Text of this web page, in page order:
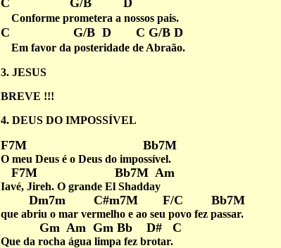
C G/B D
Conforme prometera a nossos pais.
C G/B D C G/B D
Em favor da posteridade de Abraão.
3. JESUS
BREVE !!!
4. DEUS DO IMPOSSÍVEL
F7M Bb7M
O meu Deus é o Deus do impossível.
F7M Bb7M Am
Iavé, Jireh. O grande El Shadday
Dm7m C#m7M F/C Bb7M
que abriu o mar vermelho e ao seu povo fez passar.
Gm Am Gm Bb D# C
Que da rocha água limpa fez brotar.